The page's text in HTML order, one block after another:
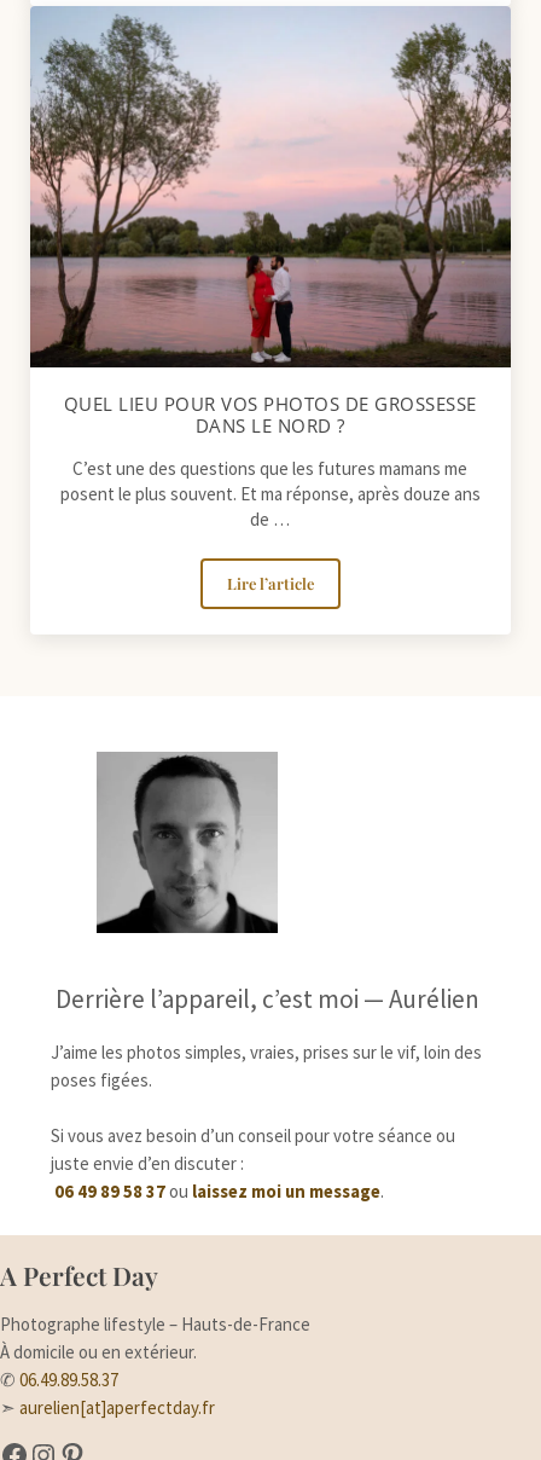
QUEL LIEU POUR VOS PHOTOS DE GROSSESSE
DANS LE NORD ?
C’est une des questions que les futures mamans me
posent le plus souvent. Et ma réponse, après douze ans
de …
Lire l’articleQuel lieu pour vos photos de
Derrière l’appareil, c’est moi — Aurélien
J’aime les photos simples, vraies, prises sur le vif, loin des
poses figées.
Si vous avez besoin d’un conseil pour votre séance ou
juste envie d’en discuter :
06 49 89 58 37ou laissez moi un message.
A Perfect Day
Photographe lifestyle – Hauts-de-France
À domicile ou en extérieur.
✆06.49.89.58.37
➣aurelien[at]aperfectday.fr